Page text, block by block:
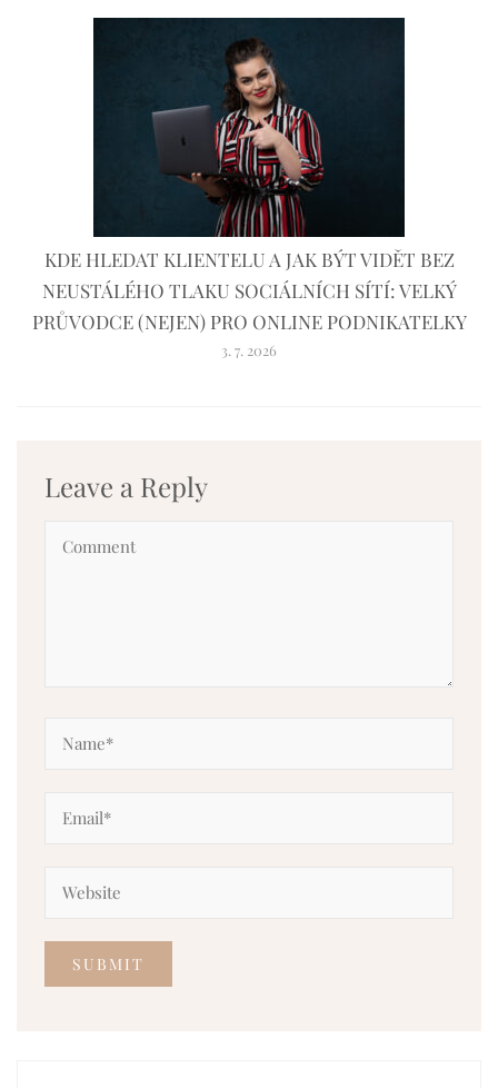
KDE HLEDAT KLIENTELU A JAK BÝT VIDĚT BEZ
NEUSTÁLÉHO TLAKU SOCIÁLNÍCH SÍTÍ: VELKÝ
PRŮVODCE (NEJEN) PRO ONLINE PODNIKATELKY
3. 7. 2026
Leave a Reply